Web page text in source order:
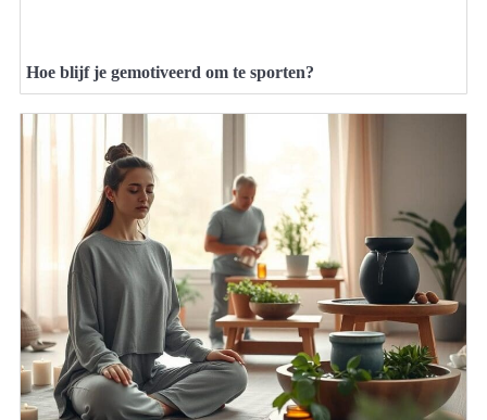
Hoe blijf je gemotiveerd om te sporten?